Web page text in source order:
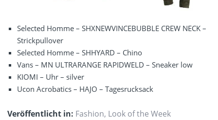
Selected Homme – SHXNEWVINCEBUBBLE CREW NECK –
Strickpullover
Selected Homme – SHHYARD – Chino
Vans – MN ULTRARANGE RAPIDWELD – Sneaker low
KIOMI – Uhr – silver
Ucon Acrobatics – HAJO – Tagesrucksack
Veröffentlicht in: Fashion, Look of the Week